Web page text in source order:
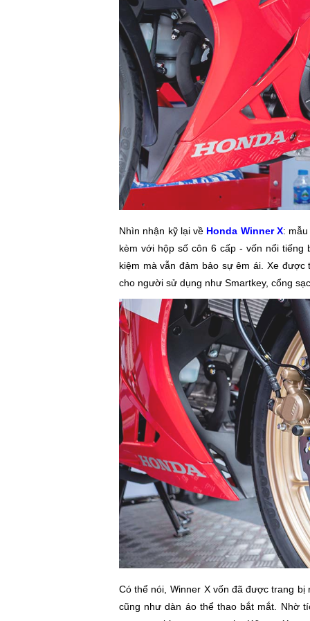
Nhìn nhận kỹ lại về Honda Winner X: mẫu
kèm với hộp số côn 6 cấp - vốn nổi
kiệm mà vẫn đảm bảo sự êm ái. Xe
cho người sử dụng như Smartkey, cổng
Có thể nói, Winner X vốn đã được trang
cũng như dàn áo thể thao bắt mắt. Nhờ